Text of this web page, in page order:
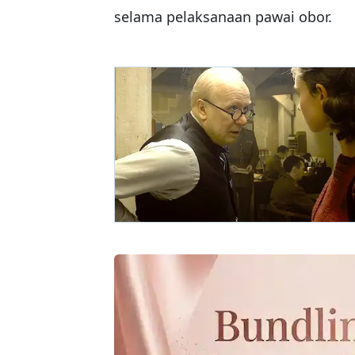
selama pelaksanaan pawai obor.